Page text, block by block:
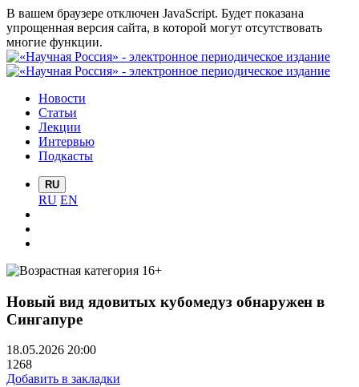
В вашем браузере отключен JavaScript. Будет показана
упрощенная версия сайта, в которой могут отсутствовать
многие функции.
Новости
Статьи
Лекции
Интервью
Подкасты
RU
RU EN
Новый вид ядовитых кубомедуз обнаружен в
Сингапуре
18.05.2026 20:00
1268
Добавить в закладки